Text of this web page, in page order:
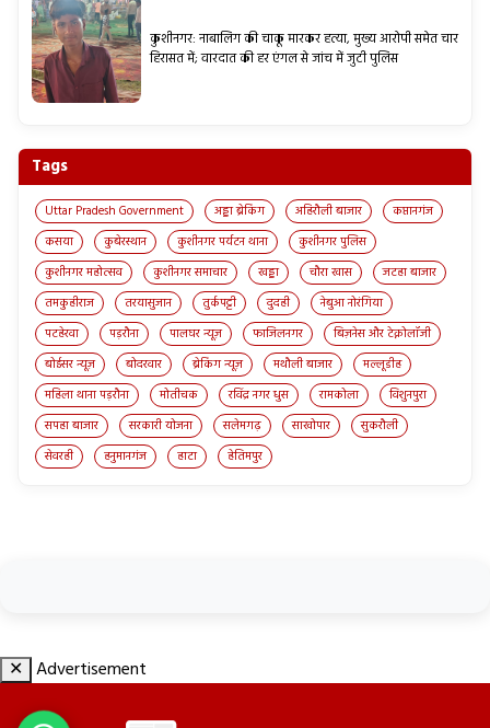
कुशीनगर: नाबालिग की चाकू मारकर हत्या, मुख्य आरोपी समेत चार
हिरासत में; वारदात की हर एंगल से जांच में जुटी पुलिस
Tags
Uttar Pradesh Government अड्डा ब्रेकिंग अहिरौली बाजार
कप्तानगंज
कसया
कुबेरस्थान कुशीनगर पर्यटन थाना
कुशीनगर पुलिस
कुशीनगर महोत्सव
कुशीनगर समाचार खड्डा चौरा खास
जटहा बाजार
तमकुहीराज
तरयासुजान तुर्कपट्टी दुदही
नेबुआ नोरंगिया
पटहेरवा
पड़रौना पालघर न्यूज़ फाजिलनगर
बिज़नेस और टेक्नोलॉजी
बोईसर न्यूज़
बोदरवार ब्रेकिंग न्यूज़ मथौली बाजार
मल्लूडीह
महिला थाना पड़रौना
मोतीचक रविंद्र नगर धुस रामकोला
विशुनपुरा
सपहा बाजार
सरकारी योजना सलेमगढ़ साखोपार
सुकरौली
सेवरही
हनुमानगंज हाटा हेतिमपुर
✕ Advertisement